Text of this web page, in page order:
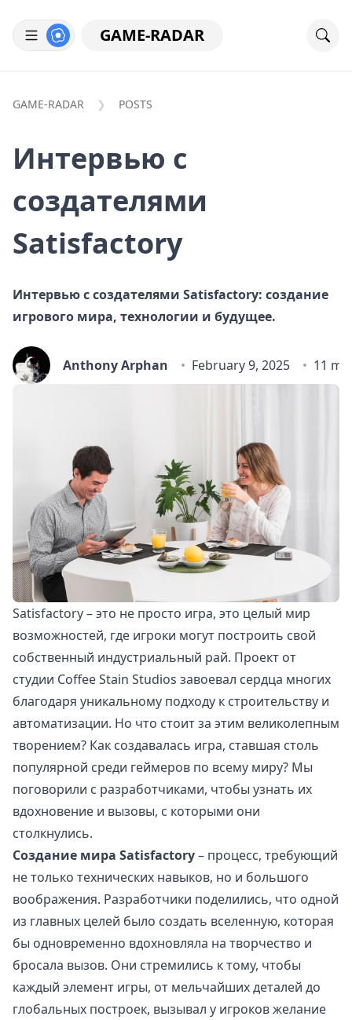
GAME-RADAR
GAME-RADAR POSTS
Интервью с
создателями
Satisfactory
Интервью с создателями Satisfactory: создание
игрового мира, технологии и будущее.
Anthony Arphan February 9, 2025 11
Satisfactory – это не просто игра, это целый мир
возможностей, где игроки могут построить свой
собственный индустриальный рай. Проект от
студии Coffee Stain Studios завоевал сердца многих
благодаря уникальному подходу к строительству и
автоматизации. Но что стоит за этим великолепным
творением? Как создавалась игра, ставшая столь
популярной среди геймеров по всему миру? Мы
поговорили с разработчиками, чтобы узнать их
вдохновение и вызовы, с которыми они
столкнулись.
Создание мира Satisfactory– процесс, требующий
не только технических навыков, но и большого
воображения. Разработчики поделились, что одной
из главных целей было создать вселенную, которая
бы одновременно вдохновляла на творчество и
бросала вызов. Они стремились к тому, чтобы
каждый элемент игры, от мельчайших деталей до
глобальных построек, вызывал у игроков желание